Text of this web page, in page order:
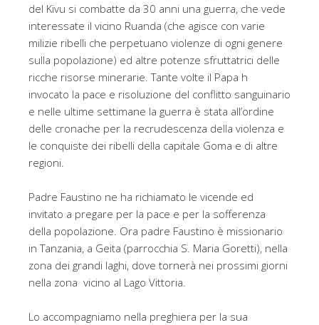
del Kivu si combatte da 30 anni una guerra, che vede
interessate il vicino Ruanda (che agisce con varie
milizie ribelli che perpetuano violenze di ogni genere
sulla popolazione) ed altre potenze sfruttatrici delle
ricche risorse minerarie. Tante volte il Papa h
invocato la pace e risoluzione del conflitto sanguinario
e nelle ultime settimane la guerra è stata all’ordine
delle cronache per la recrudescenza della violenza e
le conquiste dei ribelli della capitale Goma e di altre
regioni.
Padre Faustino ne ha richiamato le vicende ed
invitato a pregare per la pace e per la sofferenza
della popolazione. Ora padre Faustino è missionario
in Tanzania, a Geita (parrocchia S. Maria Goretti), nella
zona dei grandi laghi, dove tornerà nei prossimi giorni
nella zona vicino al Lago Vittoria.
Lo accompagniamo nella preghiera per la sua